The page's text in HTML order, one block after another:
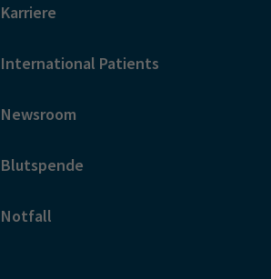
Karriere
International Patients
Newsroom
Blutspende
Notfall